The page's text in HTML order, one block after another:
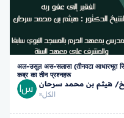
अल-उसूल अस-सलासा (तीनवटा आधारभूत
कब्र का तीन प्रश्नहरू
هيثم بن محمد سرحان
вالكل